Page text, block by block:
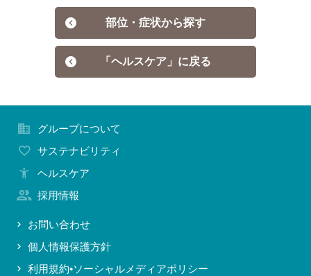
部位・症状から探す
「ヘルスケア」に戻る
グループについて
サステナビリティ
ヘルスケア
採用情報
お問い合わせ
個人情報保護方針
利用規約•ソーシャルメディアポリシー